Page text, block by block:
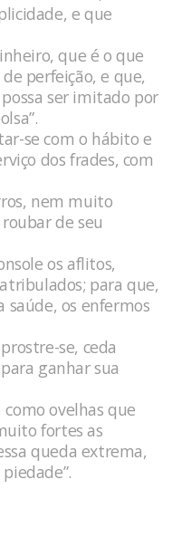
e que
que é o que
perfeição, e que,
ser imitado por
se com o hábito e
dos frades, com
nem muito
de seu
os aflitos,
para que,
saúde, os enfermos
se, ceda
ganhar sua
ovelhas que
fortes as
queda extrema,